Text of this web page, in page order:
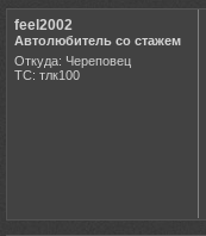
feel2002
Автолюбитель со стажем
Откуда: Череповец
ТС: тлк100